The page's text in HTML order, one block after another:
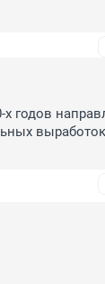
годов